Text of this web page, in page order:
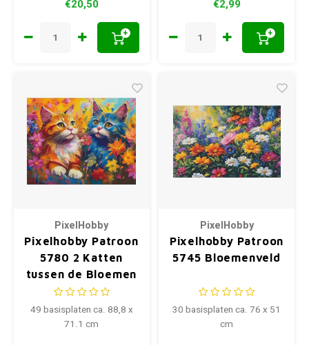
€20,50
+
€2,99
+
PixelHobby
Pixelhobby Patroon
5780 2 Katten
tussen de Bloemen
49 basisplaten ca. 88,8 x
71.1 cm
PixelHobby
Pixelhobby Patroon
5745 Bloemenveld
30 basisplaten ca. 76 x 51
cm